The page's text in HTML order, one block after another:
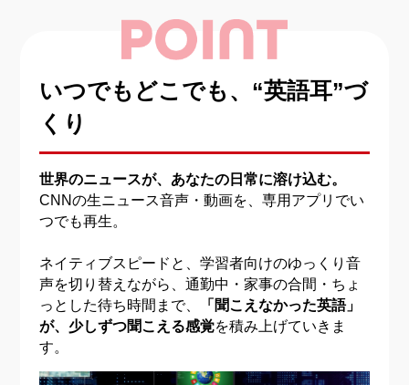
いつでもどこでも、“英語耳”づ
くり
世界のニュースが、あなたの日常に溶け込む。
CNNの生ニュース音声・動画を、専用アプリでい
つでも再生。
ネイティブスピードと、学習者向けのゆっくり音
声を切り替えながら、 通勤中・家事の合間・ちょ
っとした待ち時間まで、
「聞こえなかった英語」
が、少しずつ聞こえる感覚を積み上げていきま
す。